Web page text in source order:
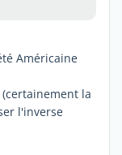
Américaine
la
l'inverse